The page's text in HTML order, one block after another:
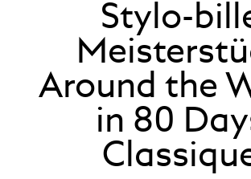
Stylo-
Around the
in 80